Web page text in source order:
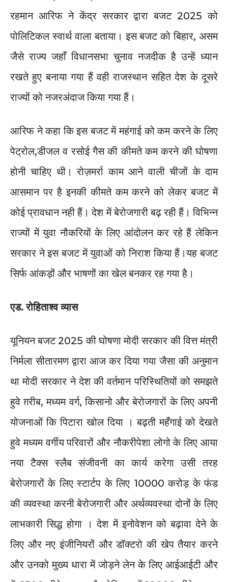
रहमान आरिफ ने केंद्र सरकार द्वारा बजट 2025 को
पोलिटिकल स्वार्थ वाला बताया। इस बजट को बिहार, असम
जैसे राज्य जहाँ विधानसभा चुनाव नजदीक है उन्हें ध्यान
रखते हुए बनाया गया हैं वही राजस्थान सहित देश के दूसरे
राज्यों को नजरअंदाज किया गया हैं।
आरिफ ने कहा कि इस बजट में महंगाई को कम करने के लिए
पेट्रोल,डीजल व रसोई गैस की कीमते कम करने की घोषणा
होनी चाहिए थी। रोज़मर्रा काम आने वाली चीजों के दाम
आसमान पर है इनकी कीमते कम करने को लेकर बजट में
कोई प्रावधान नही हैं। देश में बेरोजगारी बढ़ रही हैं। विभिन्न
राज्यों में युवा नौकरियों के लिए आंदोलन कर रहे हैं लेकिन
सरकार ने इस बजट में युवाओं को निराश किया हैं।यह बजट
सिर्फ आंकड़ों और भाषणों का खेल बनकर रह गया है।
एड. रोहिताश्व व्यास
यूनियन बजट 2025 की घोषणा मोदी सरकार की वित्त मंत्री
निर्मला सीतारमण द्वारा आज कर दिया गया जैसा की अनुमान
था मोदी सरकार ने देश की वर्तमान परिस्थितियों को समझते
हुवे ग़रीब, मध्यम वर्ग, किसानो और बेरोजगारों के लिए अपनी
योजनाओं कि पिटारा खोल दिया । बढ़ती महँगाई को देखते
हुवे मध्यम वर्गीय परिवारों और नौकरीपेशा लोगो के लिए आया
नया टैक्स स्लैब संजीवनी का कार्य करेगा उसी तरह
बेरोजगारों के लिए स्टार्टप के लिए 10000 करोड़ के फंड
की व्यवस्था करनी बेरोजगारी और अर्थव्यवस्था दोनों के लिए
लाभकारी सिद्ध होगा । देश में इनोवेशन को बढ़ावा देने के
लिए और नए इंजीनियरों और डॉक्टरो की खेप तैयार करने
और उनको मुख्य धारा में जोड़ने लेन के लिए आईआईटी और